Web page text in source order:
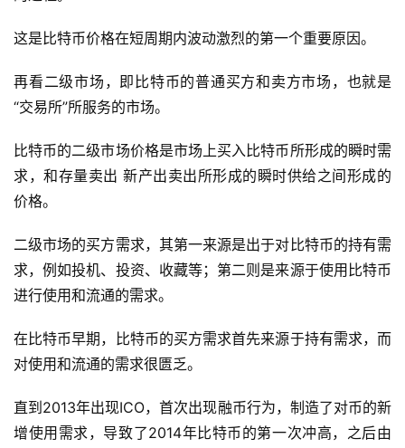
这是比特币价格在短周期内波动激烈的第一个重要原因。
再看二级市场，即比特币的普通买方和卖方市场，也就是
“交易所”所服务的市场。
比特币的二级市场价格是市场上买入比特币所形成的瞬时需
求，和存量卖出 新产出卖出所形成的瞬时供给之间形成的
价格。
二级市场的买方需求，其第一来源是出于对比特币的持有需
求，例如投机、投资、收藏等；第二则是来源于使用比特币
进行使用和流通的需求。
在比特币早期，比特币的买方需求首先来源于持有需求，而
对使用和流通的需求很匮乏。
直到2013年出现ICO，首次出现融币行为，制造了对币的新
增使用需求，导致了2014年比特币的第一次冲高，之后由